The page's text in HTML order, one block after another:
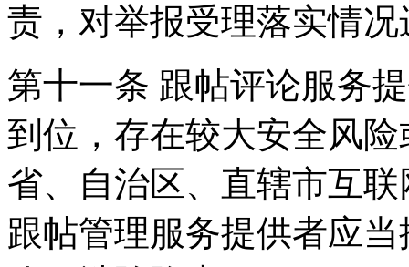
责，对举报受理落实情
第十一条 跟帖评论服务
到位，存在较大安全风
省、自治区、直辖市互
跟帖管理服务提供者应